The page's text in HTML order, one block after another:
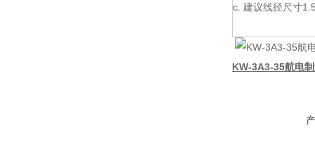
c. 建议线径尺寸
KW-3A3-35航电